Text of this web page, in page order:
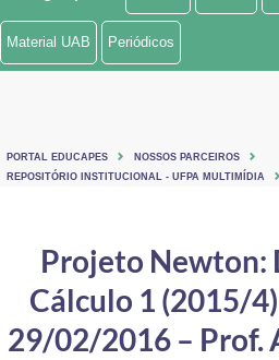
Ministério de Minas e Energia
Ministério do Turismo
Controladoria-Geral da União
Ministério da Mulher, da Família e dos Direitos
Material UAB Periódicos
PORTAL EDUCAPES
NOSSOS PARCEIROS
REPOSITÓRIO INSTITUCIONAL - UFPA MULTIMÍDIA
Projeto Newton:
Cálculo 1 (2015/
29/02/2016 – Prof.